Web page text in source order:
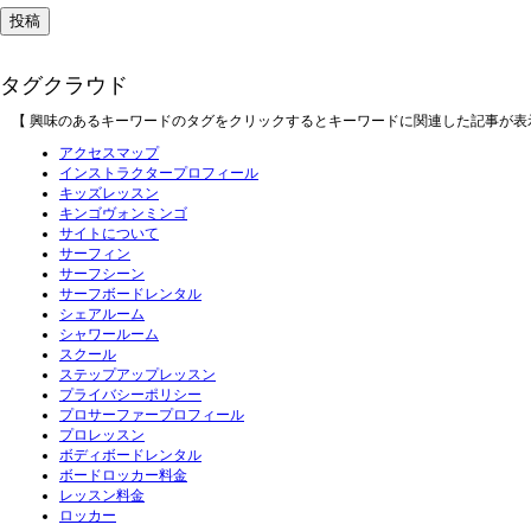
タグクラウド
【 興味のあるキーワードのタグをクリックするとキーワードに関連した記事が表
アクセスマップ
インストラクタープロフィール
キッズレッスン
キンゴヴォンミンゴ
サイトについて
サーフィン
サーフシーン
サーフボードレンタル
シェアルーム
シャワールーム
スクール
ステップアップレッスン
プライバシーポリシー
プロサーファープロフィール
プロレッスン
ボディボードレンタル
ボードロッカー料金
レッスン料金
ロッカー